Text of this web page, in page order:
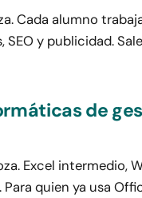
Cada alumno
y publicidad.
de
Excel intermedio,
quien ya usa